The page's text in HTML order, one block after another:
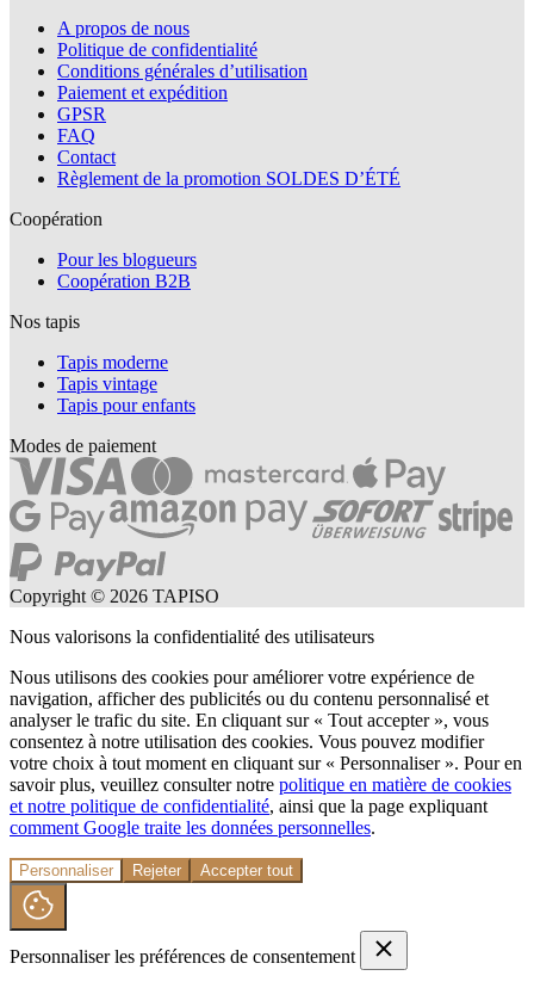
A propos de nous
Politique de confidentialité
Conditions générales d’utilisation
Paiement et expédition
GPSR
FAQ
Contact
Règlement de la promotion SOLDES D’ÉTÉ
Coopération
Pour les blogueurs
Coopération B2B
Nos tapis
Tapis moderne
Tapis vintage
Tapis pour enfants
Modes de paiement
Copyright © 2026 TAPISO
Nous valorisons la confidentialité des utilisateurs
Nous utilisons des cookies pour améliorer votre expérience de
navigation, afficher des publicités ou du contenu personnalisé et
analyser le trafic du site. En cliquant sur « Tout accepter », vous
consentez à notre utilisation des cookies. Vous pouvez modifier
votre choix à tout moment en cliquant sur « Personnaliser ». Pour en
savoir plus, veuillez consulter notre politique en matière de cookies
et notre politique de confidentialité, ainsi que la page expliquant
comment Google traite les données personnelles.
Personnaliser Rejeter Accepter tout
Personnaliser les préférences de consentement